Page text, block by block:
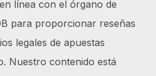
línea con el órgano de
para proporcionar reseñas
legales de apuestas
Nuestro contenido está